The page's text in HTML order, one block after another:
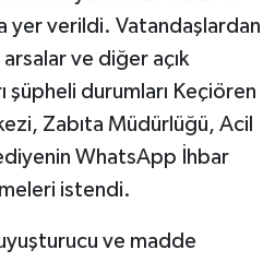
yer verildi. Vatandaşlardan
ve diğer açık
şüpheli durumları Keçiören
Zabıta Müdürlüğü, Acil
WhatsApp İhbar
istendi.
ve madde